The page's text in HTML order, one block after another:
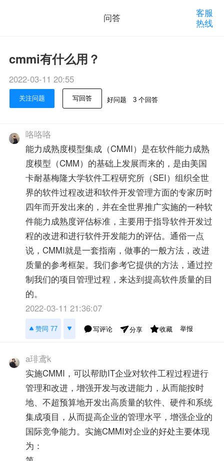
问答
客服
热线
cmmi有什么用？
2022-03-11 20:55
关注问题 写回答 好问题 3 个回答
咯咯咯
能力成熟度模型集成（CMMI）是在软件能力成熟
度模型（CMM）的基础上发展而来的，是由美国
卡耐基梅隆大学软件工程研究所（SEI）组织全世
界的软件过程改进和软件开发管理方面的专家历时
四年而开发出来的，并在全世界推广实施的一种软
件能力成熟度评估标准，主要用于指导软件开发过
程的改进和进行软件开发能力的评估。通俗一点
说，CMMI就是一套指南，做事的一般方法，改进
质量的参考框架。我们参考它提供的方法，通过控
制我们的项目管理过程，来达到提高软件质量的目
的。
2022-03-11 21:36:07
赞同 77 写评论 分享 收藏 举报
a琲鸢k
实施CMMI，可以帮助IT企业对软件工程过程进行
管理和改进，增强开发与改进能力，从而能按时
地、不超预算地开发出高质量的软件、硬件和系统
集成项目，从而提高企业的管理水平，增强企业的
国际竞争能力。实施CMMI对企业的好处主要体现
为：